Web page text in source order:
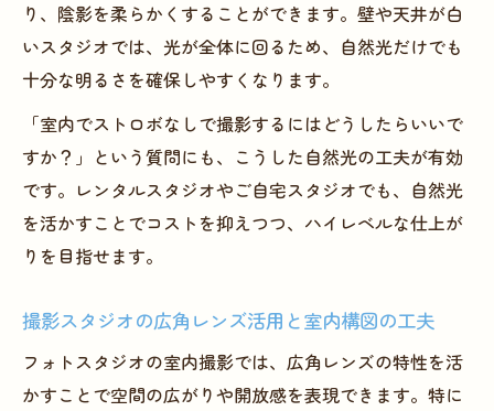
り、陰影を柔らかくすることができます。壁や天井が白
いスタジオでは、光が全体に回るため、自然光だけでも
十分な明るさを確保しやすくなります。
「室内でストロボなしで撮影するにはどうしたらいいで
すか？」という質問にも、こうした自然光の工夫が有効
です。レンタルスタジオやご自宅スタジオでも、自然光
を活かすことでコストを抑えつつ、ハイレベルな仕上が
りを目指せます。
撮影スタジオの広角レンズ活用と室内構図の工夫
フォトスタジオの室内撮影では、広角レンズの特性を活
かすことで空間の広がりや開放感を表現できます。特に